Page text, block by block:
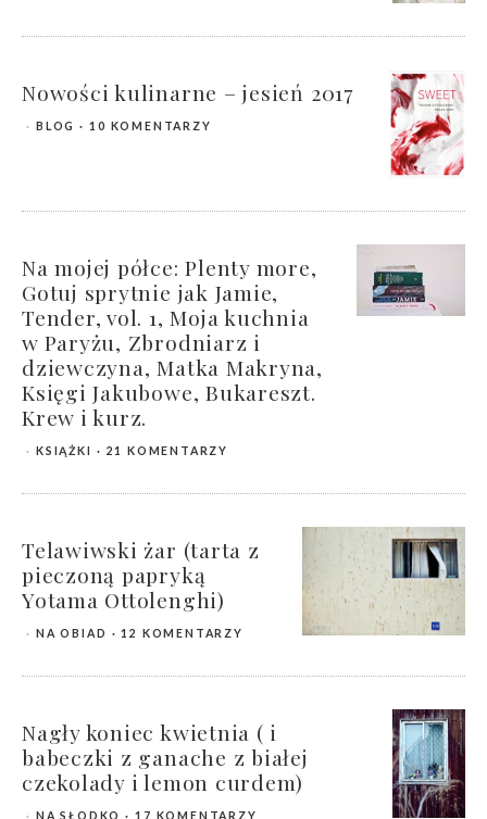
Nowości kulinarne – jesień 2017
BLOG 10 KOMENTARZY
Na mojej półce: Plenty more,
Gotuj sprytnie jak Jamie,
Tender, vol. 1, Moja kuchnia
w Paryżu, Zbrodniarz i
dziewczyna, Matka Makryna,
Księgi Jakubowe, Bukareszt.
Krew i kurz.
KSIĄŻKI 21 KOMENTARZY
Telawiwski żar (tarta z
pieczoną papryką
Yotama Ottolenghi)
NA OBIAD 12 KOMENTARZY
Nagły koniec kwietnia ( i
babeczki z ganache z białej
czekolady i lemon curdem)
NA SŁODKO 17 KOMENTARZY